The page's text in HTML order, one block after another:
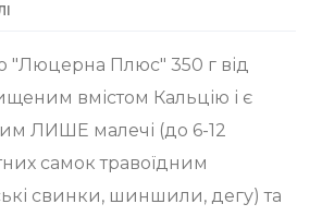
Плюс" 350 г від
вмістом Кальцію і є
ЛИШЕ малечі (до 6-12
самок травоїдним
свинки, шиншили, дегу) та